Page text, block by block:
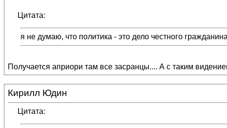
Цитата:
я не думаю, что политика - это дело честного
Получается априори там все засранцы.... А с таким
Кирилл Юдин
Цитата: